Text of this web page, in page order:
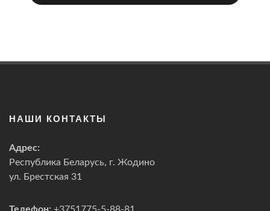
НАШИ КОНТАКТЫ
Адрес:
Республика Беларусь, г. Жодино
ул. Брестская 31